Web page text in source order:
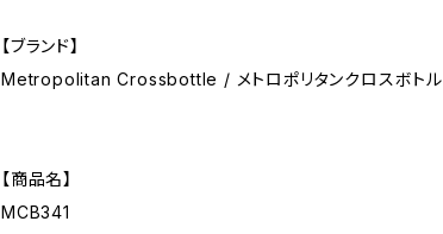
【ブランド】
Metropolitan Crossbottle / メトロポリタンクロスボトル
【商品名】
MCB341